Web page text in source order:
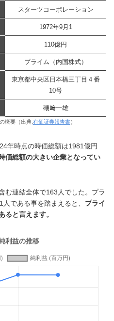
スターツコーポレーション
1972年9月1
110億円
プライム（内国株式）
東京都中央区日本橋三丁目４番
10号
磯﨑一雄
概要（出典:有価証券報告書）
年時点の時価総額は1981億円
価総額の大きい企業となってい
む連結全体で163人でした。プラ
である事を踏まえると、 プライ
ると言えます。